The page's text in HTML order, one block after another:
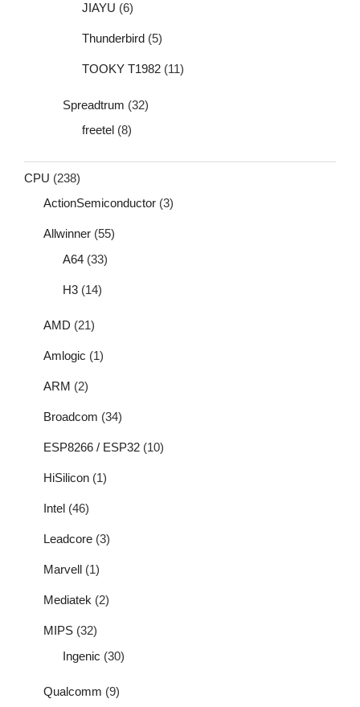
JIAYU (6)
Thunderbird (5)
TOOKY T1982 (11)
Spreadtrum (32)
freetel (8)
CPU (238)
ActionSemiconductor (3)
Allwinner (55)
A64 (33)
H3 (14)
AMD (21)
Amlogic (1)
ARM (2)
Broadcom (34)
ESP8266 / ESP32 (10)
HiSilicon (1)
Intel (46)
Leadcore (3)
Marvell (1)
Mediatek (2)
MIPS (32)
Ingenic (30)
Qualcomm (9)